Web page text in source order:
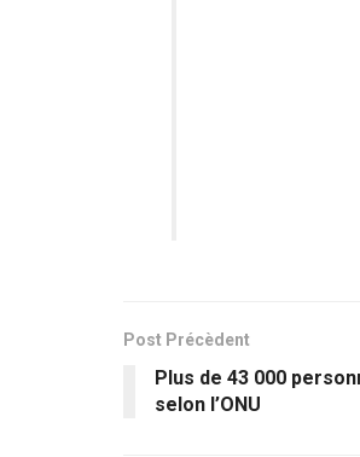
Post Précèdent
Plus de 43 000
selon l’ONU